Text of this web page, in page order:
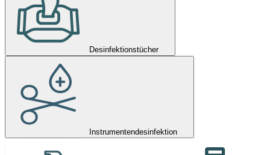
Desinfektionstücher
Instrumentendesinfektion